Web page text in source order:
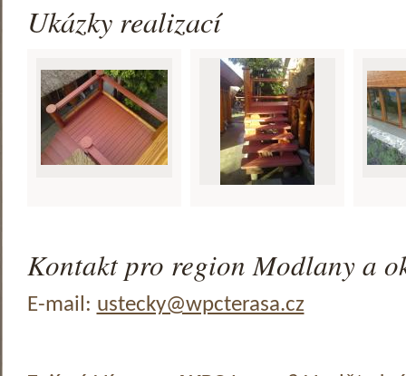
Ukázky realizací
Kontakt pro region Modlany a
E-mail: ustecky@wpcterasa.cz